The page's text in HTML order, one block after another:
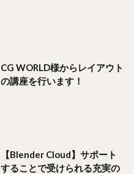
CG WORLD様からレイアウト
の講座を行います！
【Blender Cloud】サポート
することで受けられる充実の